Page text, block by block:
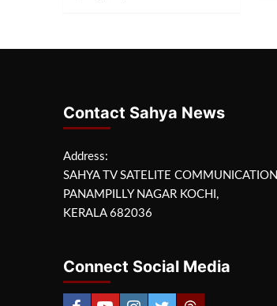
Contact Sahya News
Address:
SAHYA TV SATELITE COMMUNICATION
PANAMPILLY NAGAR KOCHI,
KERALA 682036
Connect Social Media